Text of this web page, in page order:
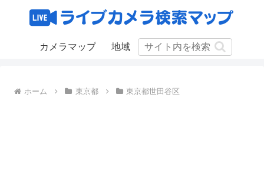
カメラマップ 地域
ホーム 東京都 東京都世田谷区